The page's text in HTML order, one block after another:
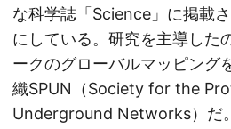
な科学誌「Science」に掲載
にしている。研究を主導した
ークのグローバルマッピング
織SPUN（Society for the
Underground Networks）だ。